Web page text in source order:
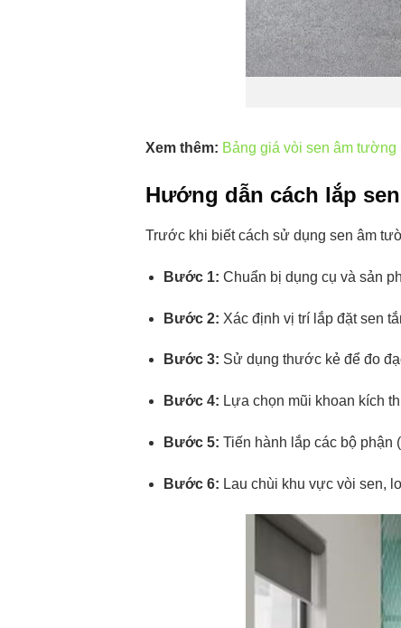
Xem thêm: Bảng giá vòi sen âm tường
Hướng dẫn cách lắp
Trước khi biết cách sử dụng sen âm
Bước 1: Chuẩn bị dụng cụ và sản
Bước 2: Xác định vị trí lắp đặt sen
Bước 3: Sử dụng thước kẻ để đo
Bước 4: Lựa chọn mũi khoan kích
Bước 5: Tiến hành lắp các bộ
Bước 6: Lau chùi khu vực vòi sen,